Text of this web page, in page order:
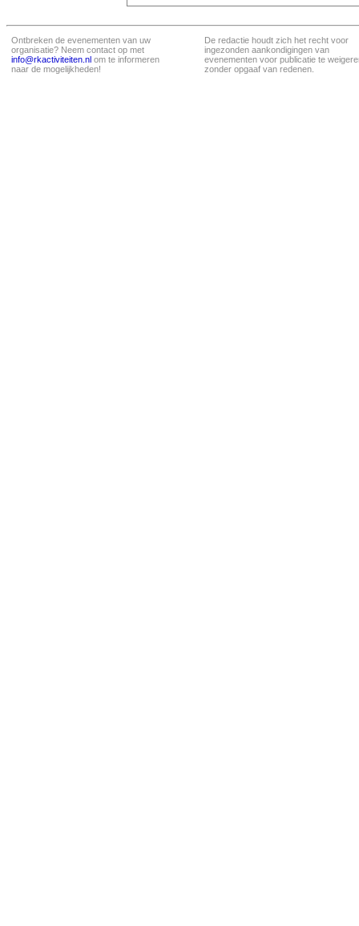
Ontbreken de evenementen van uw
organisatie? Neem contact op met
info@rkactiviteiten.nl om te informeren
naar de mogelijkheden!
De redactie houdt zich het recht voor
ingezonden aankondigingen van
evenementen voor publicatie te
zonder opgaaf van redenen.